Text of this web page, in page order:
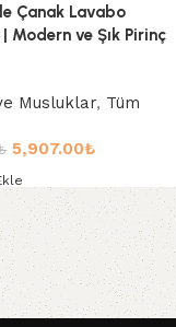
Çanak Lavabo
Modern ve Şık Pirinç
Musluklar, Tüm
5,907.00₺